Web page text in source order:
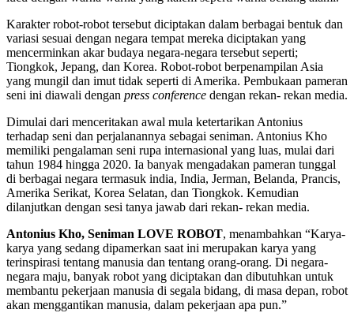
Karakter robot-robot tersebut diciptakan dalam berbagai bentuk dan
variasi sesuai dengan negara tempat mereka diciptakan yang
mencerminkan akar budaya negara-negara tersebut seperti;
Tiongkok, Jepang, dan Korea. Robot-robot berpenampilan Asia
yang mungil dan imut tidak seperti di Amerika. Pembukaan pameran
seni ini diawali dengan press conference dengan rekan- rekan media.
Dimulai dari menceritakan awal mula ketertarikan Antonius
terhadap seni dan perjalanannya sebagai seniman. Antonius Kho
memiliki pengalaman seni rupa internasional yang luas, mulai dari
tahun 1984 hingga 2020. Ia banyak mengadakan pameran tunggal
di berbagai negara termasuk india, India, Jerman, Belanda, Prancis,
Amerika Serikat, Korea Selatan, dan Tiongkok. Kemudian
dilanjutkan dengan sesi tanya jawab dari rekan- rekan media.
Antonius Kho, Seniman LOVE ROBOT, menambahkan “Karya-
karya yang sedang dipamerkan saat ini merupakan karya yang
terinspirasi tentang manusia dan tentang orang-orang. Di negara-
negara maju, banyak robot yang diciptakan dan dibutuhkan untuk
membantu pekerjaan manusia di segala bidang, di masa depan, robot
akan menggantikan manusia, dalam pekerjaan apa pun.”